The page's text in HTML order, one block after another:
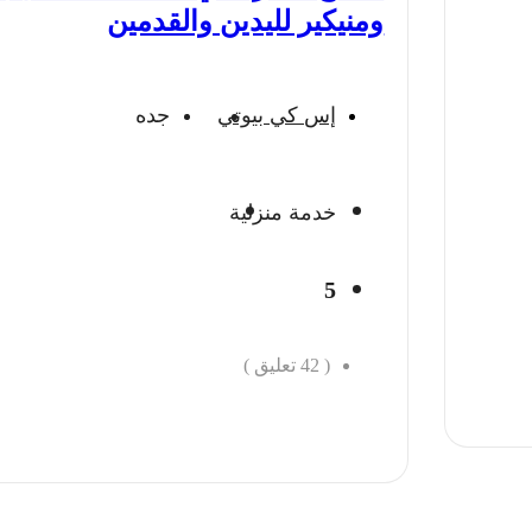
ومنيكير لليدين والقدمين
إس كي بيوتي جده
خدمة منزلية
5
(
42تعليق )